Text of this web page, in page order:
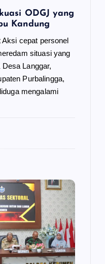
ODGJ yang
Kandung
cepat personel
situasi yang
Langgar,
Purbalingga,
mengalami